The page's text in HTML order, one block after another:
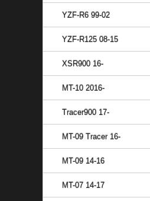
YZF-R6 99-02
YZF-R125 08-15
XSR900 16-
MT-10 2016-
Tracer900 17-
MT-09 Tracer 16-
MT-09 14-16
MT-07 14-17